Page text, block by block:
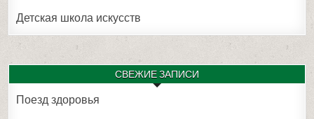
Детская школа искусств
СВЕЖИЕ ЗАПИСИ
Поезд здоровья